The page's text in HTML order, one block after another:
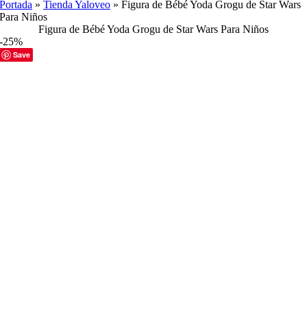
Portada »Tienda Yaloveo »Figura de Bébé Yoda Grogu de Star Wars
Para Niños
Figura de Bébé Yoda Grogu de Star Wars Para Niños
-25%
Save